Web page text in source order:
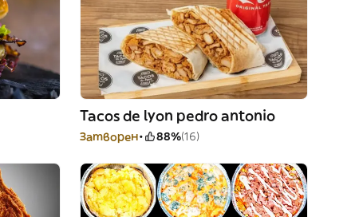
Tacos de lyon pedro antonio
Затворен 88%(16)